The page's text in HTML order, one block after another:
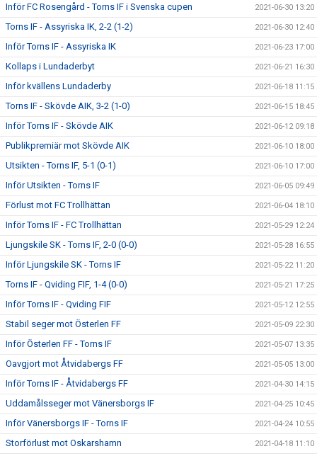
Inför FC Rosengård - Torns IF i Svenska cupen 2021-06-30 13:20
Torns IF - Assyriska IK, 2-2 (1-2) 2021-06-30 12:40
Inför Torns IF - Assyriska IK 2021-06-23 17:00
Kollaps i Lundaderbyt 2021-06-21 16:30
Inför kvällens Lundaderby 2021-06-18 11:15
Torns IF - Skövde AIK, 3-2 (1-0) 2021-06-15 18:45
Inför Torns IF - Skövde AIK 2021-06-12 09:18
Publikpremiär mot Skövde AIK 2021-06-10 18:00
Utsikten - Torns IF, 5-1 (0-1) 2021-06-10 17:00
Inför Utsikten - Torns IF 2021-06-05 09:49
Förlust mot FC Trollhättan 2021-06-04 18:10
Inför Torns IF - FC Trollhättan 2021-05-29 12:24
Ljungskile SK - Torns IF, 2-0 (0-0) 2021-05-28 16:55
Inför Ljungskile SK - Torns IF 2021-05-22 11:20
Torns IF - Qviding FIF, 1-4 (0-0) 2021-05-21 17:25
Inför Torns IF - Qviding FIF 2021-05-12 12:55
Stabil seger mot Österlen FF 2021-05-09 22:30
Inför Österlen FF - Torns IF 2021-05-07 13:35
Oavgjort mot Åtvidabergs FF 2021-05-05 13:00
Inför Torns IF - Åtvidabergs FF 2021-04-30 14:15
Uddamålsseger mot Vänersborgs IF 2021-04-25 10:45
Inför Vänersborgs IF - Torns IF 2021-04-24 10:55
Storförlust mot Oskarshamn 2021-04-18 11:10